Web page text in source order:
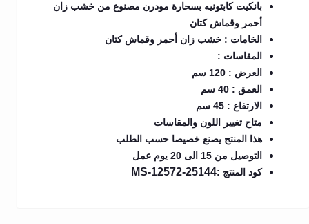
بانكيت كابتونيه بسحارة مودرن مصنوع من خشب زان
أحمر وقماش كتان
الخامات : خشب زان أحمر وقماش كتان
المقاسات :
العرض : 120 سم
العمق : 40 سم
الارتفاع : 45 سم
متاح تغيير اللون والمقاسات
هذا المنتج يصنع خصيصا حسب الطلب
التوصيل من 15 الى 20 يوم عمل
كود المنتج :MS-12572-25144